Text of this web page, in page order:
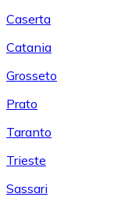
Caserta
Catania
Grosseto
Prato
Taranto
Trieste
Sassari